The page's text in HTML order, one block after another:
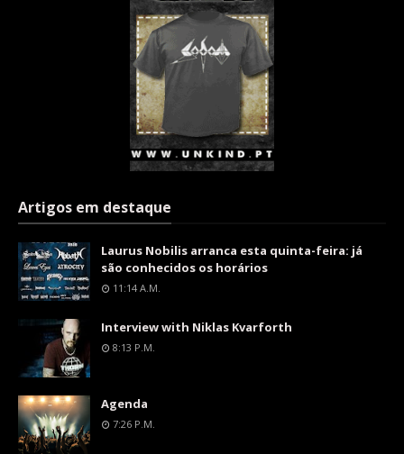
Artigos em destaque
Laurus Nobilis arranca esta quinta-feira: já
são conhecidos os horários
11:14 A.m.
Interview with Niklas Kvarforth
8:13 P.m.
Agenda
7:26 P.m.